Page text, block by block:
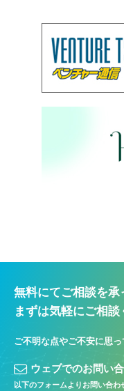
無料にてご相談を承
まずは気軽にご相談
ご不明な点やご不安に思
ウェブでのお問い
以下のフォームよりお問い合わ